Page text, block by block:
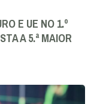
E UE NO 1.º
A 5.ª MAIOR